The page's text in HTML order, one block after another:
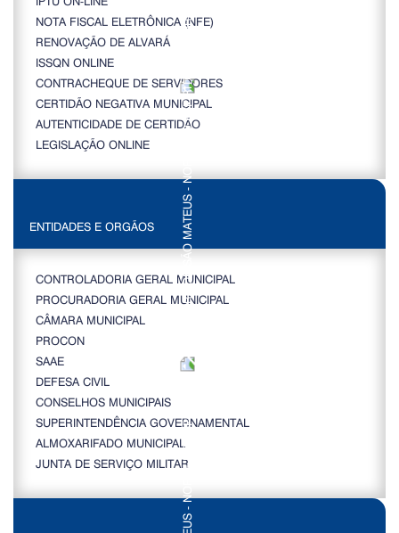
NOTA FISCAL ELETRÔNICA (NFE)
RENOVAÇÃO DE ALVARÁ
ISSQN ONLINE
CONTRACHEQUE DE SERVIDORES
CERTIDÃO NEGATIVA MUNICIPAL
AUTENTICIDADE DE CERTIDÃO
LEGISLAÇÃO ONLINE
ENTIDADES E ORGÃOS
CONTROLADORIA GERAL MUNICIPAL
PROCURADORIA GERAL MUNICIPAL
CÂMARA MUNICIPAL
PROCON
SAAE
DEFESA CIVIL
CONSELHOS MUNICIPAIS
SUPERINTENDÊNCIA GOVERNAMENTAL
ALMOXARIFADO MUNICIPAL
JUNTA DE SERVIÇO MILITAR